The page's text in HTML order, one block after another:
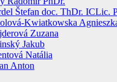
Štefan doc. ThDr. ICLic.
Kwiatkowska
Zuzana
Jakub
Natália
Anton